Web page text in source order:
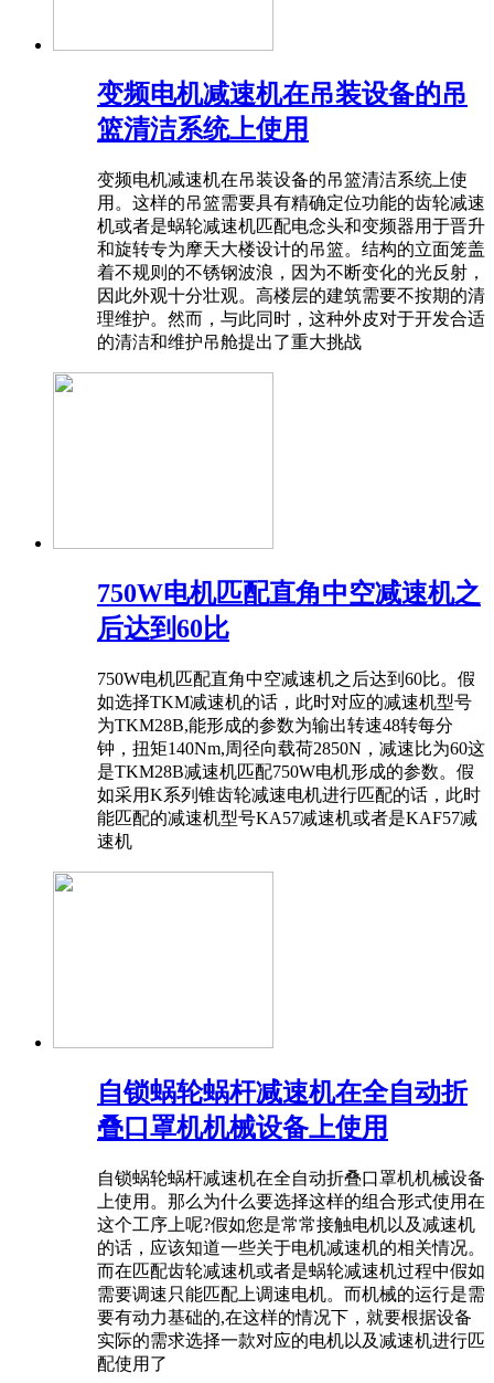
变频电机减速机在吊装设备的吊
篮清洁系统上使用
变频电机减速机在吊装设备的吊篮清洁系统上使
用。这样的吊篮需要具有精确定位功能的齿轮减速
机或者是蜗轮减速机匹配电念头和变频器用于晋升
和旋转专为摩天大楼设计的吊篮。结构的立面笼盖
着不规则的不锈钢波浪，因为不断变化的光反射，
因此外观十分壮观。高楼层的建筑需要不按期的清
理维护。然而，与此同时，这种外皮对于开发合适
的清洁和维护吊舱提出了重大挑战
750W电机匹配直角中空减速机之
后达到60比
750W电机匹配直角中空减速机之后达到60比。假
如选择TKM减速机的话，此时对应的减速机型号
为TKM28B,能形成的参数为输出转速48转每分
钟，扭矩140Nm,周径向载荷2850N，减速比为60这
是TKM28B减速机匹配750W电机形成的参数。假
如采用K系列锥齿轮减速电机进行匹配的话，此时
能匹配的减速机型号KA57减速机或者是KAF57减
速机
自锁蜗轮蜗杆减速机在全自动折
叠口罩机机械设备上使用
自锁蜗轮蜗杆减速机在全自动折叠口罩机机械设备
上使用。那么为什么要选择这样的组合形式使用在
这个工序上呢?假如您是常常接触电机以及减速机
的话，应该知道一些关于电机减速机的相关情况。
而在匹配齿轮减速机或者是蜗轮减速机过程中假如
需要调速只能匹配上调速电机。而机械的运行是需
要有动力基础的,在这样的情况下，就要根据设备
实际的需求选择一款对应的电机以及减速机进行匹
配使用了